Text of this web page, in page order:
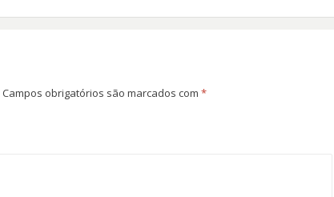
Campos obrigatórios são marcados com *